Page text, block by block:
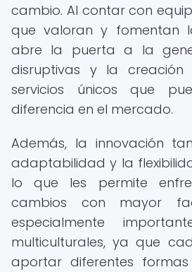
cambio. Al contar con
que valoran y fomentan
abre la puerta a la
disruptivas y la
servicios únicos que
diferencia en el mercado.
Además, la innovación
adaptabilidad y la
lo que les permite
cambios con mayor
especialmente
multiculturales, ya que
aportar diferentes